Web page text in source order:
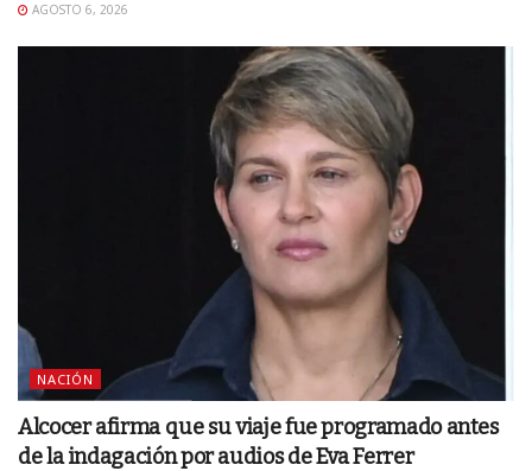
AGOSTO 6, 2026
NACIÓN
Alcocer afirma que su viaje fue programado antes
de la indagación por audios de Eva Ferrer